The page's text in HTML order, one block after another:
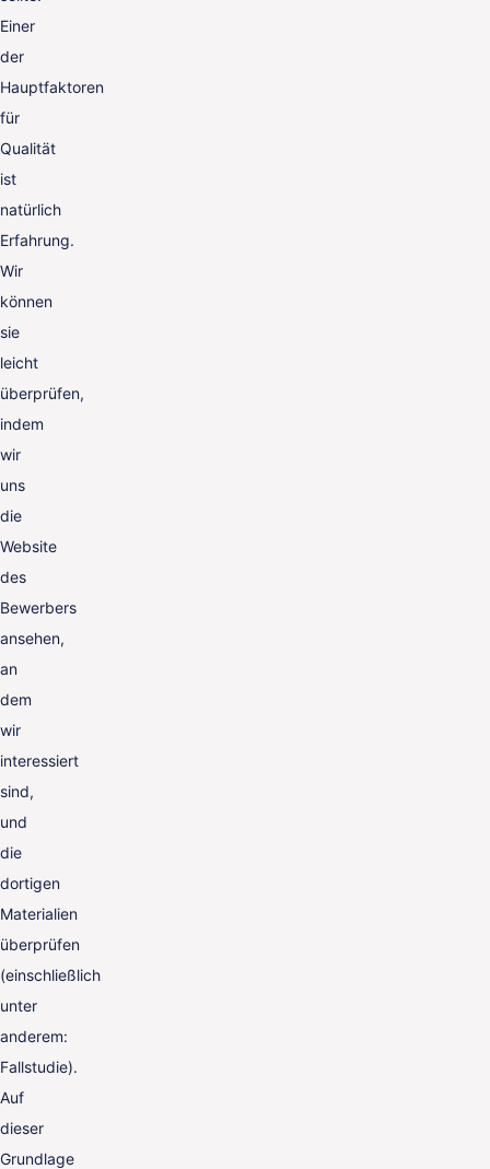
Einer
der
Hauptfaktoren
für
Qualität
ist
natürlich
Erfahrung.
Wir
können
sie
leicht
überprüfen,
indem
wir
uns
die
Website
des
Bewerbers
ansehen,
an
dem
wir
interessiert
sind,
und
die
dortigen
Materialien
überprüfen
(einschließlich
unter
anderem:
Fallstudie).
Auf
dieser
Grundlage